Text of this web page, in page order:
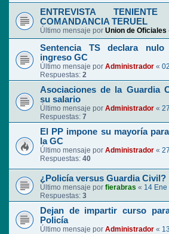
ENTREVISTA
COMANDANCIA TERUEL
Último mensaje por Union de Oficiales
Sentencia TS declara
ingreso GC
Último mensaje por Administrador «
Respuestas: 2
Asociaciones de la Guardia
su salario
Último mensaje por Administrador «
Respuestas: 7
El PP impone su mayoría
la GC
Último mensaje por Administrador «
Respuestas: 40
¿Policía versus Guardia Civil?
Último mensaje por fierabras « 14 Ene
Respuestas: 3
Dejan de impartir curso
Policía
Último mensaje por Administrador «